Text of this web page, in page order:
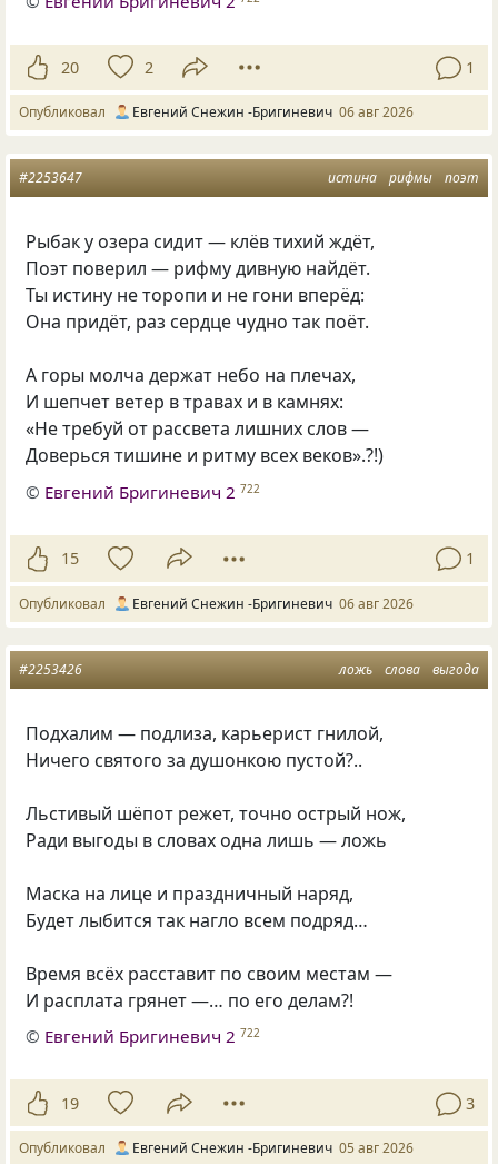
20 2 1
Опубликовал Евгений Снежин -Бригиневич 06 авг 2026
истина рифмы поэт
#2253647
Рыбак у озера сидит — клёв тихий ждёт,
Поэт поверил — рифму дивную найдёт.
Ты истину не торопи и не гони вперёд:
Она придёт, раз сердце чудно так поёт.
А горы молча держат небо на плечах,
И шепчет ветер в травах и в камнях:
«Не требуй от рассвета лишних слов —
Доверься тишине и ритму всех веков».?!)
© Евгений Бригиневич 2 722
15 1
Опубликовал Евгений Снежин -Бригиневич 06 авг 2026
ложь слова выгода
#2253426
Подхалим — подлиза, карьерист гнилой,
Ничего святого за душонкою пустой?..
Льстивый шёпот режет, точно острый нож,
Ради выгоды в словах одна лишь — ложь
Маска на лице и праздничный наряд,
Будет лыбится так нагло всем подряд…
Время всёх расставит по своим местам —
И расплата грянет —… по его делам?!
© Евгений Бригиневич 2 722
19 3
Опубликовал Евгений Снежин -Бригиневич 05 авг 2026